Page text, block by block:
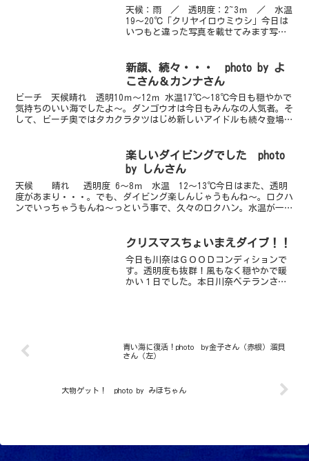
天候：雨 ／ 透明度：2~3ｍ ／ 水温
19～20℃「クリヤイロウミウシ」今日は
いつもと違った写真を載せてみます写真
のをチョイスしたその名も「おしりコレ
クション」アオサ...
新顔、続々・・・ photo by よ
こさん＆カンナさん
ビーチ 天候晴れ 透明10ｍ～12ｍ 水温17℃～18℃今日も穏やかで
気持ちのいい海でしたよ～。ダンゴウオは今日もみんなの人気者。そ
して、ビーチ奥ではタカクラタツはじめ新しいアイドルも続々登場。
楽しいダイビングでした photo
by しんさん
天候 晴れ 透明度 6～8ｍ 水温 12～13℃今日はまた、透明
度があまり・・・。でも、ダイビング楽しんじゃうもんね～。ロクハ
ンでいっちゃうもんね～っという事で、久々のロクハン。水温が一番
クリスマスちょいまえダイブ！！
今日も川奈はＧＯＯＤコンディションで
す。透明度も抜群！風もなく穏やかで暖
かい１日でした。本日川奈ベテランさん
青い海に復活！photo by金子さん（赤根）溜貝
さん（左）
大物ゲット！ photo by みほちゃん